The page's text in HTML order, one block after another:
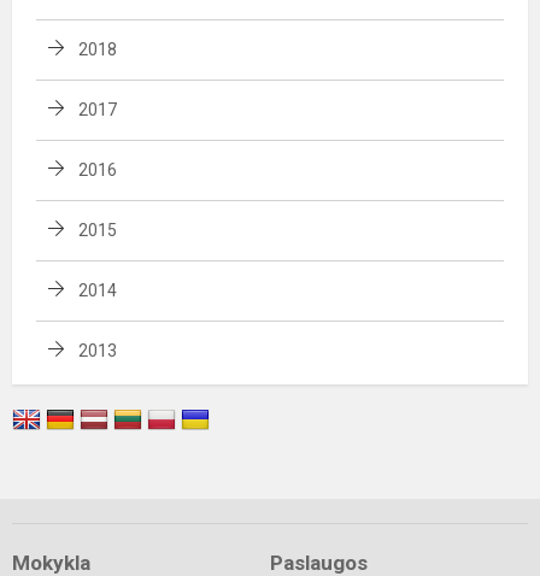
2018
2017
2016
2015
2014
2013
Mokykla Paslaugos